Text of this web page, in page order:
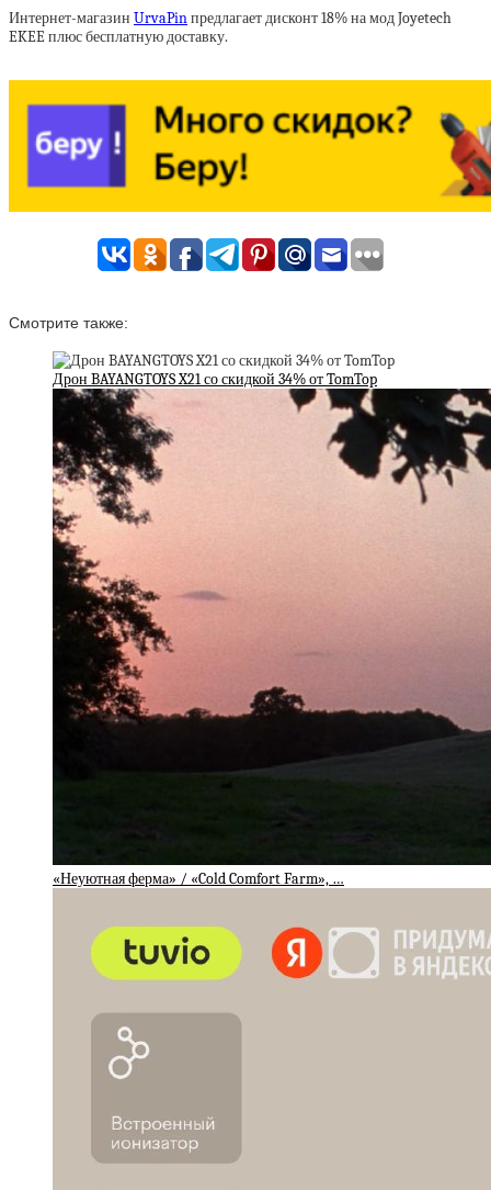
Интернет-магазин UrvaPinпредлагает дисконт 18% на мод Joyetech
EKEE плюс бесплатную доставку.
Смотрите также:
Дрон BAYANGTOYS X21 со скидкой 34% от TomTop
«Неуютная ферма» / «Cold Comfort Farm», …